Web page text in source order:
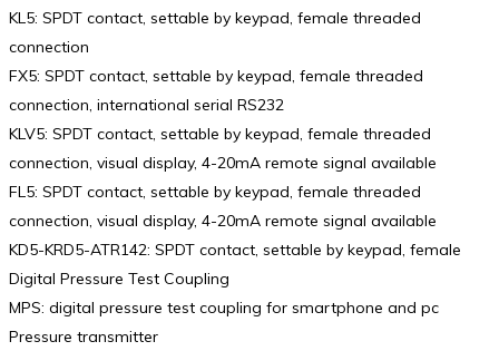
KL5: SPDT contact, settable by keypad, female threaded
connection
FX5: SPDT contact, settable by keypad, female threaded
connection, international serial RS232
KLV5: SPDT contact, settable by keypad, female threaded
connection, visual display, 4-20mA remote signal available
FL5: SPDT contact, settable by keypad, female threaded
connection, visual display, 4-20mA remote signal available
KD5-KRD5-ATR142: SPDT contact, settable by keypad, female
Digital Pressure Test Coupling
MPS: digital pressure test coupling for smartphone and pc
Pressure transmitter